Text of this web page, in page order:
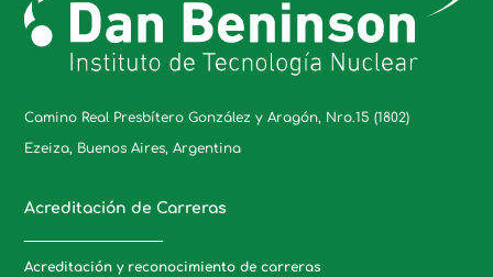
Camino Real Presbítero González y Aragón, Nro.15 (1802)
Ezeiza, Buenos Aires, Argentina
Acreditación de Carreras
Acreditación y reconocimiento de carreras